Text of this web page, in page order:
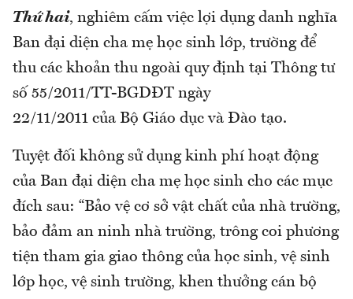
Thứ hai, nghiêm cấm việc lợi dụng danh nghĩa
Ban đại diện cha mẹ học sinh lớp, trường để
thu các khoản thu ngoài quy định tại Thông tư
số 55/2011/TT-BGDĐT ngày
22/11/2011 của Bộ Giáo dục và Đào tạo.
Tuyệt đối không sử dụng kinh phí hoạt động
của Ban đại diện cha mẹ học sinh cho các mục
đích sau: “Bảo vệ cơ sở vật chất của nhà trường,
bảo đảm an ninh nhà trường, trông coi phương
tiện tham gia giao thông của học sinh, vệ sinh
lớp học, vệ sinh trường, khen thưởng cán bộ